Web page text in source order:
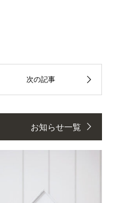
お知らせ一覧